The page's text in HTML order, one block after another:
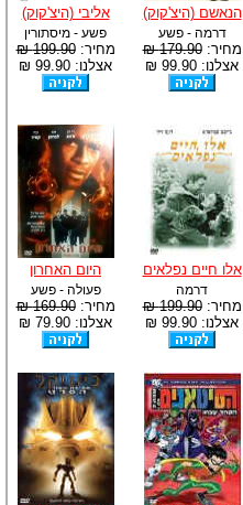
הנאשם (היצ'קוק)
דרמה - פשע
מחיר:179.90 ₪
אצלנו: 99.90 ₪
אליבי (היצ'קוק)
פשע - מיסתורין
מחיר:199.90 ₪
אצלנו: 99.90 ₪
אלו חיים נפלאים
דרמה
מחיר:199.90 ₪
אצלנו: 99.90 ₪
היום האחרון
פעולה - פשע
מחיר:169.90 ₪
אצלנו: 79.90 ₪